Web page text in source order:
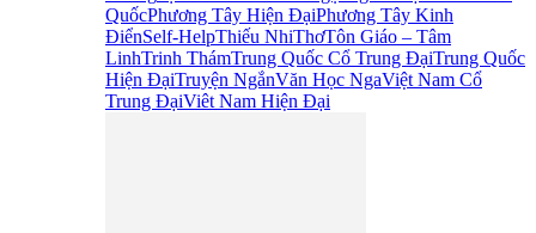
QuốcPhương Tây Hiện ĐạiPhương Tây Kinh
ĐiểnSelf-HelpThiếu NhiThơTôn Giáo – Tâm
LinhTrinh ThámTrung Quốc Cổ Trung ĐạiTrung Quốc
Hiện ĐạiTruyện NgắnVăn Học NgaViệt Nam Cổ
Trung ĐạiViêt Nam Hiện Đại